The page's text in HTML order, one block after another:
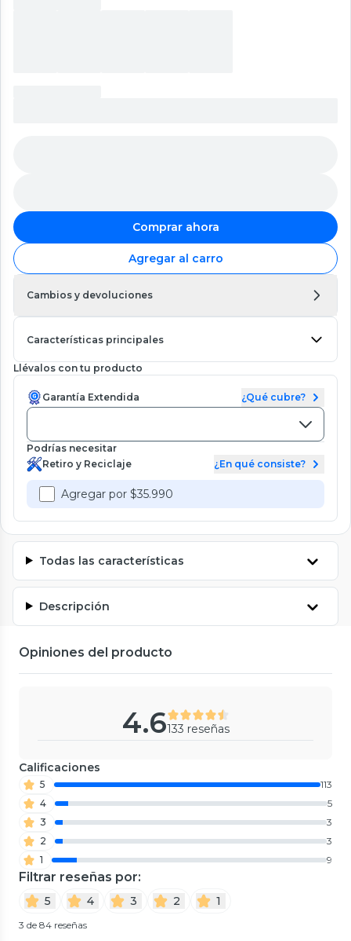
Comprar ahora
Agregar al carro
Cambios y devoluciones
Características principales
Llévalos con tu producto
Garantía Extendida ¿Qué cubre?
Podrías necesitar
Retiro y Reciclaje
¿En qué consiste?
Agregar por $35.990
Todas las características
Descripción
Opiniones del producto
4.6133 reseñas
Calificaciones
5
113
4
5
3
3
2
3
1
9
Filtrar reseñas por:
5 4 3 2 1
3 de 84 reseñas